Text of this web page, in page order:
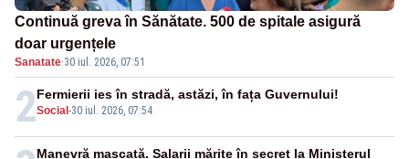
Continuă greva în Sănătate. 500 de spitale asigură
doar urgențele
Sanatate·30 iul. 2026, 07:51
2Social -30 iul. 2026, 07:54
Fermierii ies în stradă, astăzi, în fața Guvernului!
Manevră mascată. Salarii mărite în secret la Ministerul